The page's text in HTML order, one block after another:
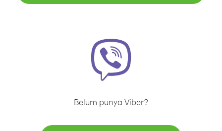
Belum punya Viber?